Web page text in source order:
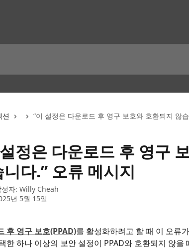
션 “이 설정은 다운로드 후 영구 보호와 호환되지 않
정은 다운로드 후 영구
다.” 오류 메시지
성자: Willy Cheah
년 5월 15일
후 영구 보호(PPAD)를 활성화하려고 할 때 이 오류
한 하나 이상의 보안 설정이 PPAD와 호환되지 않을